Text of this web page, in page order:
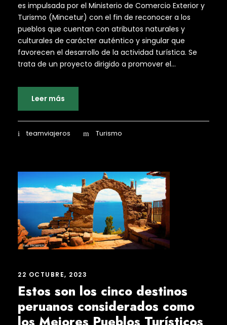
es impulsada por el Ministerio de Comercio Exterior y
Turismo (Mincetur) con el fin de reconocer a los
pueblos que cuentan con atributos naturales y
culturales de carácter auténtico y singular que
favorecen el desarrollo de la actividad turística. Se
trata de un proyecto dirigido a promover el...
Leer más
teamviajeros Turismo
22 OCTUBRE, 2023
Estos son los cinco destinos
peruanos considerados como